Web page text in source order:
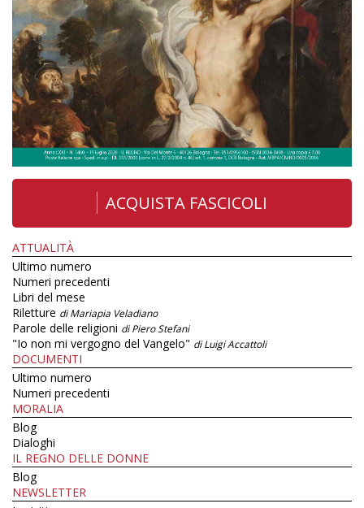
ACQUISTA FASCICOLI
ATTUALITÀ
Ultimo numero
Numeri precedenti
Libri del mese
Riletture di Mariapia Veladiano
Parole delle religioni di Piero Stefani
"Io non mi vergogno del Vangelo" di Luigi Accattoli
DOCUMENTI
Ultimo numero
Numeri precedenti
MORALIA
Blog
Dialoghi
IL REGNO DELLE DONNE
Blog
NEWSLETTER